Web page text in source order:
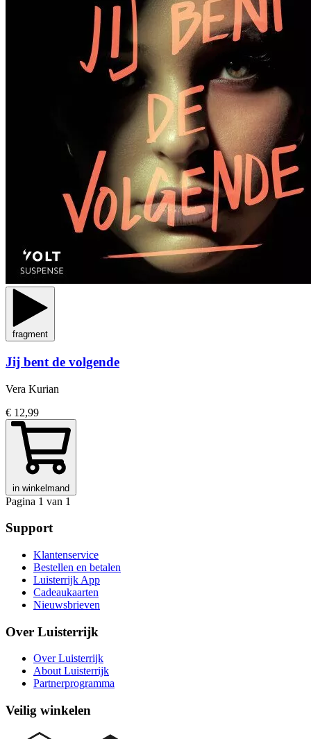
fragment
Jij bent de volgende
Vera Kurian
€ 12,99
in winkelmand
Pagina 1 van 1
Support
Klantenservice
Bestellen en betalen
Luisterrijk App
Cadeaukaarten
Nieuwsbrieven
Over Luisterrijk
Over Luisterrijk
About Luisterrijk
Partnerprogramma
Veilig winkelen